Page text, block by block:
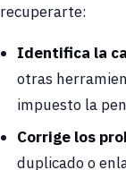
recuperarte:
Identifica la
otras
impuesto la
Corrige los
duplicado o